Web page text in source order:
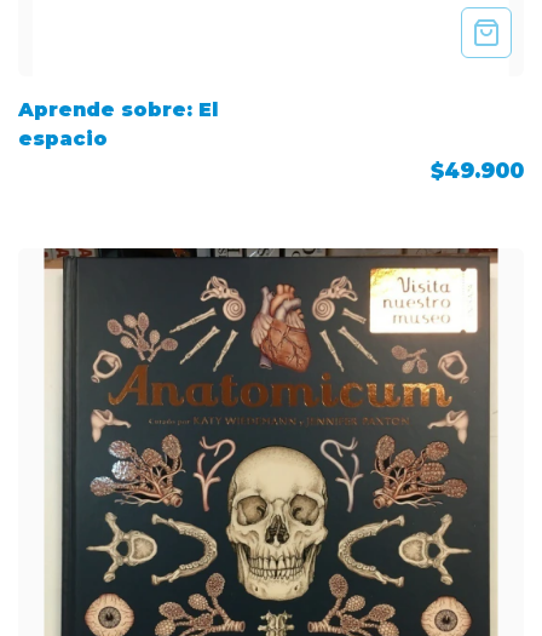
Aprende sobre: El
espacio
$49.900